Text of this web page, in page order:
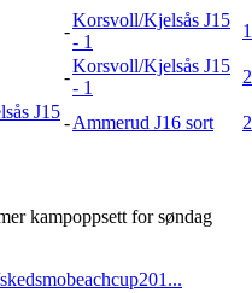
-
Korsvoll/Kjelsås J15
- 1
1
-
Korsvoll/Kjelsås J15
- 1
2
J15
-Ammerud J16 sort 2
kampoppsett for søndag